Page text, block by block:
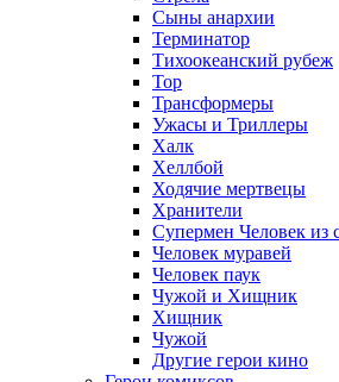
Сыны анархии
Терминатор
Тихоокеанский рубеж
Тор
Трансформеры
Ужасы и Триллеры
Халк
Хеллбой
Ходячие мертвецы
Хранители
Супермен Человек из
Человек муравей
Человек паук
Чужой и Хищник
Хищник
Чужой
Другие герои кино